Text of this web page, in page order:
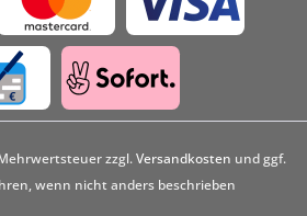
zzgl.Versandkosten und ggf.
wenn nicht anders beschrieben